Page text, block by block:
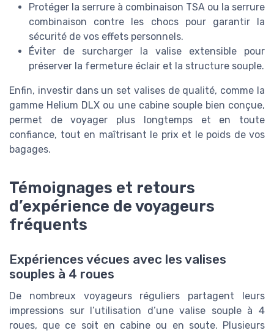
Protéger la serrure à combinaison TSA ou la serrure
combinaison contre les chocs pour garantir la
sécurité de vos effets personnels.
Éviter de surcharger la valise extensible pour
préserver la fermeture éclair et la structure souple.
Enfin, investir dans un set valises de qualité, comme la
gamme Helium DLX ou une cabine souple bien conçue,
permet de voyager plus longtemps et en toute
confiance, tout en maîtrisant le prix et le poids de vos
bagages.
Témoignages et retours
d’expérience de voyageurs
fréquents
Expériences vécues avec les valises
souples à 4 roues
De nombreux voyageurs réguliers partagent leurs
impressions sur l’utilisation d’une valise souple à 4
roues, que ce soit en cabine ou en soute. Plusieurs